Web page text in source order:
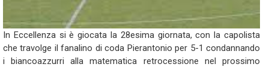
In Eccellenza si è giocata la 28esima giornata, con la capolista
che travolge il fanalino di coda Pierantonio per 5-1 condannando
i biancoazzurri alla matematica retrocessione nel prossimo